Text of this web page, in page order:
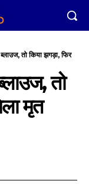
तो किया झगड़ा, फिर
तो
मृत